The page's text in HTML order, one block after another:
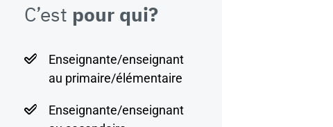
C’est pour qui?
Enseignante/enseignant
au primaire/élémentaire
Enseignante/enseignant